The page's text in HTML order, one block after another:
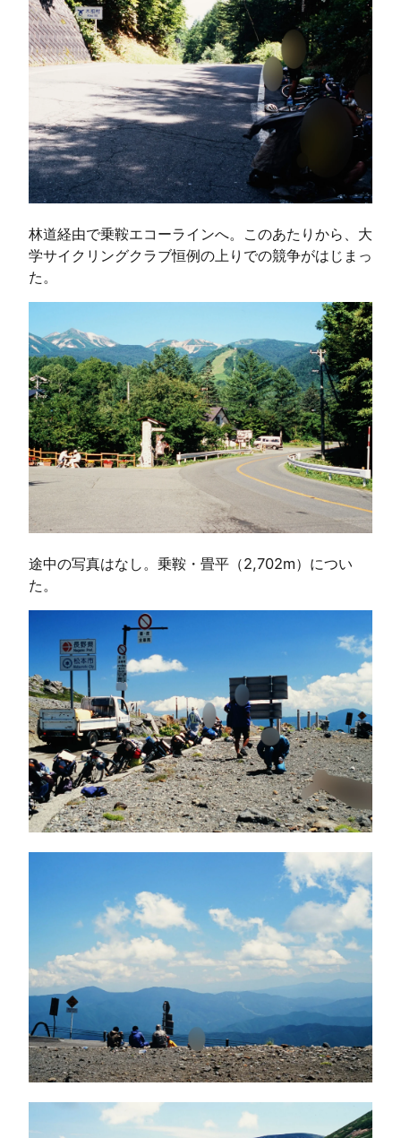
林道経由で乗鞍エコーラインへ。このあたりから、大
学サイクリングクラブ恒例の上りでの競争がはじまっ
た。
途中の写真はなし。乗鞍・畳平（2,702m）につい
た。